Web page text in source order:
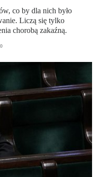
co by dla nich było
Liczą się tylko
chorobą zakaźną.